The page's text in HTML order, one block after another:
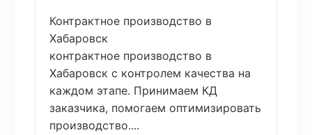
Контрактное производство в
Хабаровск
контрактное производство в
Хабаровск с контролем качества на
каждом этапе. Принимаем КД
заказчика, помогаем оптимизировать
производство....